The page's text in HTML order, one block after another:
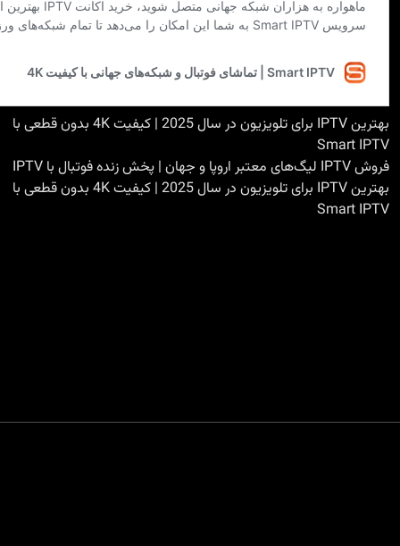
بهترین IPTV برای تلویزیون در سال 2025 | کیفیت 4K بدون قطعی با
Smart IPTV
فروش IPTV لیگ‌های معتبر اروپا و جهان | پخش زنده فوتبال با IPTV
بهترین IPTV برای تلویزیون در سال 2025 | کیفیت 4K بدون قطعی با
Smart IPTV